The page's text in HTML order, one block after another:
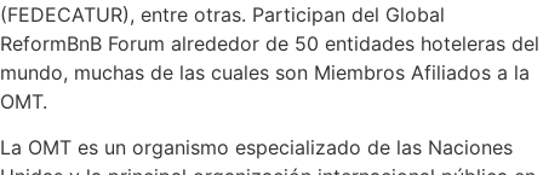
(FEDECATUR), entre otras. Participan del Global
ReformBnB Forum alrededor de 50 entidades hoteleras del
mundo, muchas de las cuales son Miembros Afiliados a la
OMT.
La OMT es un organismo especializado de las Naciones